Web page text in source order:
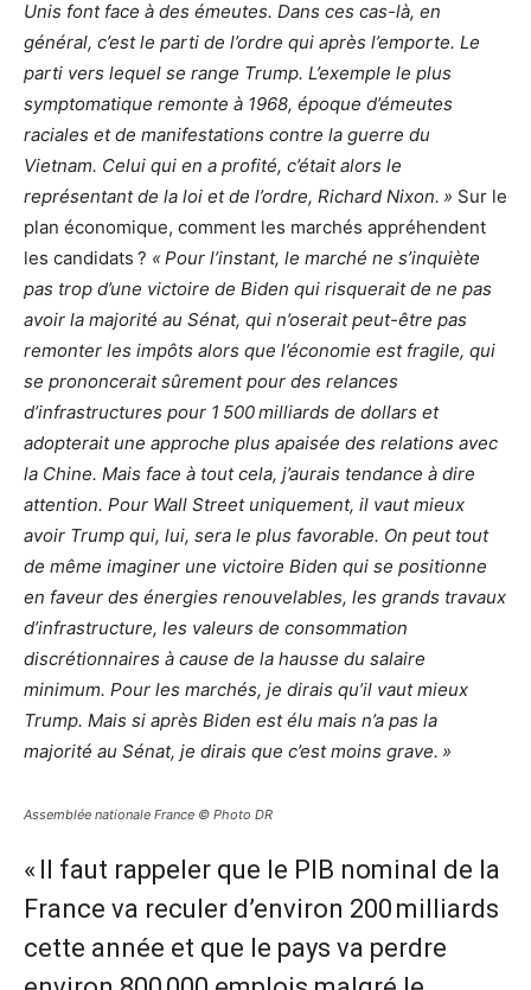
Unis font face à des émeutes. Dans ces cas-là, en
général, c’est le parti de l’ordre qui après l’emporte. Le
parti vers lequel se range Trump. L’exemple le plus
symptomatique remonte à 1968, époque d’émeutes
raciales et de manifestations contre la guerre du
Vietnam. Celui qui en a profité, c’était alors le
représentant de la loi et de l’ordre, Richard Nixon. » Sur le
plan économique, comment les marchés appréhendent
les candidats ? « Pour l’instant, le marché ne s’inquiète
pas trop d’une victoire de Biden qui risquerait de ne pas
avoir la majorité au Sénat, qui n’oserait peut-être pas
remonter les impôts alors que l’économie est fragile, qui
se prononcerait sûrement pour des relances
d’infrastructures pour 1 500 milliards de dollars et
adopterait une approche plus apaisée des relations avec
la Chine. Mais face à tout cela, j’aurais tendance à dire
attention. Pour Wall Street uniquement, il vaut mieux
avoir Trump qui, lui, sera le plus favorable. On peut tout
de même imaginer une victoire Biden qui se positionne
en faveur des énergies renouvelables, les grands travaux
d’infrastructure, les valeurs de consommation
discrétionnaires à cause de la hausse du salaire
minimum. Pour les marchés, je dirais qu’il vaut mieux
Trump. Mais si après Biden est élu mais n’a pas la
majorité au Sénat, je dirais que c’est moins grave. »
Assemblée nationale France © Photo DR
« Il faut rappeler que le PIB nominal de la
France va reculer d’environ 200 milliards
cette année et que le pays va perdre